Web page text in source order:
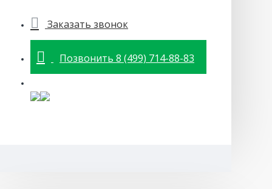
Заказать звонок
Позвонить 8 (499) 714-88-83